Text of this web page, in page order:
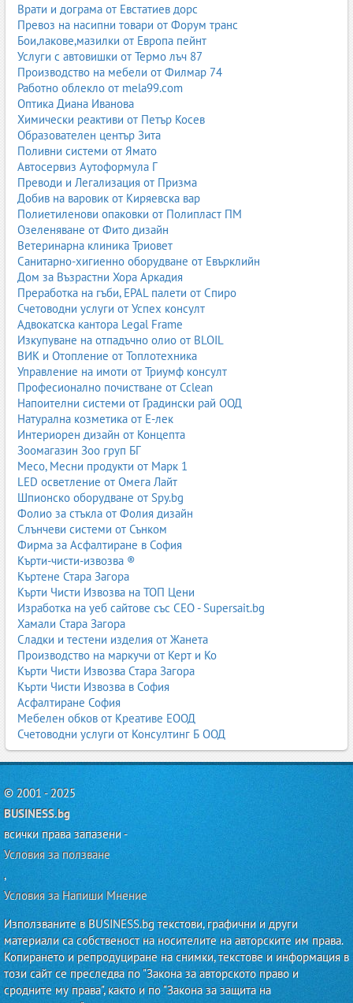
без мирис
без VOC
хипоалергенни
подходящи за хора с алергии
Интериорни бои за професионална употреба
В професионалната среда се използват специализирани бои с
повишена устойчивост и функционалност.
1. Бои за хотели и ресторанти
Изискват устойчивост на миене, петна и механично
натоварване.
2. Бои за болници и медицински центрове
Антибактериални, антистатични и лесни за дезинфекция.
3. Бои за училища и детски градини
Екологични, устойчиви на надраскване и често почистване.
4. Бои за офиси
Неутрални цветове, устойчивост на износване и лесна
поддръжка.
Сравнение между основните видове интериорни бои
Тип боя
Предимства
Недостатъци
Подходяща за
Латекс
Лесно нанасяне, добра покривност, екологичност
По-ниска устойчивост от акрилните
Дневни, спални, офиси
Акрил
Висока устойчивост, миеща се
По-висока цена
Коридори, училища, обществени сгради
Силиконова
Устойчива на влага, мухъл и плесен
По-специфична употреба
Кухни, бани, влажни помещения
Декоративна
Уникални визуални ефекти
По-трудно нанасяне
Акцентни стени, луксозни интериори
Интериорни бои по градове
Интериорни бои Пловдив
Интериорни бои Варна
Интериорни бои Бургас
Интериорни бои Стара Загора
Интериорни бои Плевен
Интериорни бои Велико Търново
Интериорни бои Благоевград
Интериорни бои Видин
Интериорни бои Кърджали
Интериорни бои Разград
Интериорни бои Смолян
Интериорни бои Търговище
Интериорни бои Враца
Врати и дограма от Евстатиев дорс
Превоз на насипни товари от Форум транс
Бои,лакове,мазилки от Европа пейнт
Услуги с автовишки от Термо лъч 87
Производство на мебели от Филмар 74
Работно облекло от mela99.com
Оптика Диана Иванова
Химически реактиви от Петър Косев
Образователен център Зита
Поливни системи от Ямато
Автосервиз Аутоформула Г
Преводи и Легализация от Призма
Добив на варовик от Киряевска вар
Полиетиленови опаковки от Полипласт ПМ
Озеленяване от Фито дизайн
Ветеринарна клиника Триовет
Санитарно-хигиенно оборудване от Евърклийн
Дом за Възрастни Хора Аркадия
Преработка на гъби, EPAL палети от Спиро
Счетоводни услуги от Успех консулт
Адвокатска кантора Legal Frame
Изкупуване на отпадъчно олио от BLOIL
ВИК и Отопление от Топлотехника
Управление на имоти от Триумф консулт
Професионално почистване от Cclean
Напоителни системи от Градински рай ООД
Натурална козметика от Е-лек
Интериорен дизайн от Концепта
Зоомагазин Зоо груп БГ
Месо, Месни продукти от Марк 1
LED осветление от Омега Лайт
Шпионско оборудване от Spy.bg
Фолио за стъкла от Фолия дизайн
Слънчеви системи от Сънком
Фирма за Асфалтиране в София
Кърти-чисти-извозва ®
Къртене Стара Загора
Кърти Чисти Извозва на ТОП Цени
Изработка на уеб сайтове със СЕО - Supersait.bg
Хамали Стара Загора
Сладки и тестени изделия от Жанета
Производство на маркучи от Керт и Ко
Кърти Чисти Извозва Стара Загора
Кърти Чисти Извозва в София
Асфалтиране София
Мебелен обков от Креативе ЕООД
Счетоводни услуги от Консултинг Б ООД
© 2001 - 2025
BUSINESS.bg
всички права запазени -
Условия за ползване
,
Условия за Напиши Мнение
Използваните в BUSINESS.bg текстови, графични и други
материали са собственост на носителите на авторските им права.
Копирането и репродуциране на снимки, текстове и информация в
този сайт се преследва по "Закона за авторското право и
сродните му права", както и по "Закона за защита на